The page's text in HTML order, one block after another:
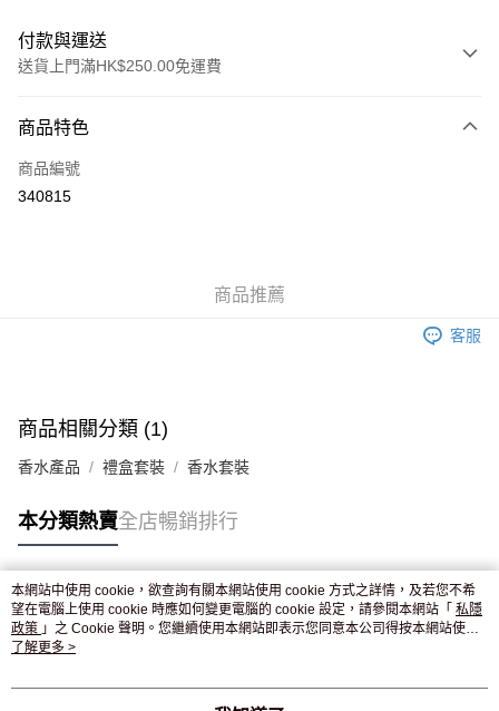
付款與運送
送貨上門滿HK$250.00免運費
信用卡
Apple Pay
付款後門市自取，訂單確認後2-4個工作天到店，7天內取。逾期後
商品特色
商品編號
340815
商品推薦
客服
商品相關分類 (1)
香水產品 禮盒套裝 香水套裝
本分類熱賣全店暢銷排行
熱門標籤
熱銷排行
本網站中使用 cookie，欲查詢有關本網站使用 cookie 方式之詳情，及若您不希
望在電腦上使用 cookie 時應如何變更電腦的 cookie 設定，請參閱本網站「 私隱
政策 」之 Cookie 聲明。您繼續使用本網站即表示您同意本公司得按本網站使用
條款之 Cookie 聲明使用 cookie。
了解更多 >